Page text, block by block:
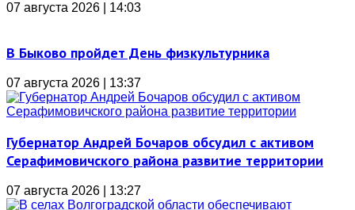
07 августа 2026 | 14:03
В Быково пройдет День физкультурника
07 августа 2026 | 13:37
Губернатор Андрей Бочаров обсудил с активом
Серафимовичского района развитие территории
07 августа 2026 | 13:27